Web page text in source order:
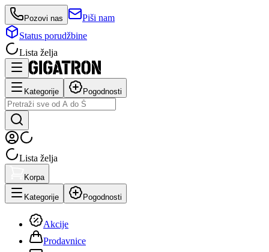
Pozovi nas
Piši nam
Status porudžbine
Lista želja
Kategorije Pogodnosti
Lista želja
Korpa
Kategorije Pogodnosti
Akcije
Prodavnice